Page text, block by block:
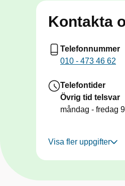
Kontakta
Telefonnummer
010 - 473 46 62
Telefontider
Övrig tid telsvar
måndag - fredag
Visa fler uppgifter